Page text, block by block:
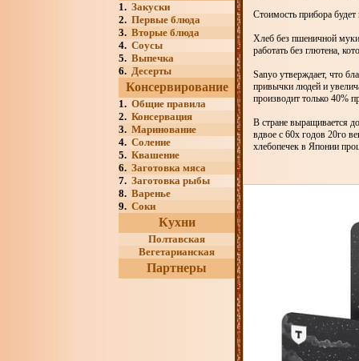
1. Закуски
2. Первые блюда
3. Вторые блюда
4. Соусы
5. Выпечка
6. Десерты
Консервирование
1. Общие правила
2. Консервация
3. Маринование
4. Соление
5. Квашение
6. Заготовка мяса
7. Заготовка рыбы
8. Варенье
9. Соки
Кухни
Полтавская
Вегетарианская
Партнеры
Стоимость прибора
Хлеб без пшеничной
работать без глютена,
Sanyo утверждает, что
привычки людей и
производит только 40%
В стране выращивается
вдвое с 60х годов 20го
хлебопечек в Японии